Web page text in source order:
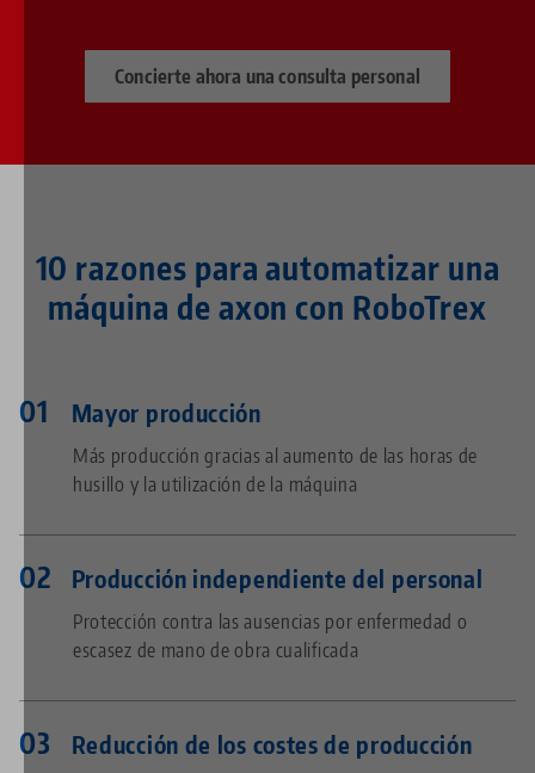
Concierte ahora una consulta personal
10 razones para automatizar una
máquina de axon con RoboTrex
Mayor producción
Más producción gracias al aumento de las horas de
husillo y la utilización de la máquina
Producción independiente del personal
Protección contra las ausencias por enfermedad o
escasez de mano de obra cualificada
Reducción de los costes de producción